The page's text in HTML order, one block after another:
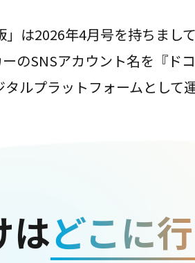
は2026年4月号を持ちまし
のSNSアカウント名を『ド
ルプラットフォームとして
はどこに